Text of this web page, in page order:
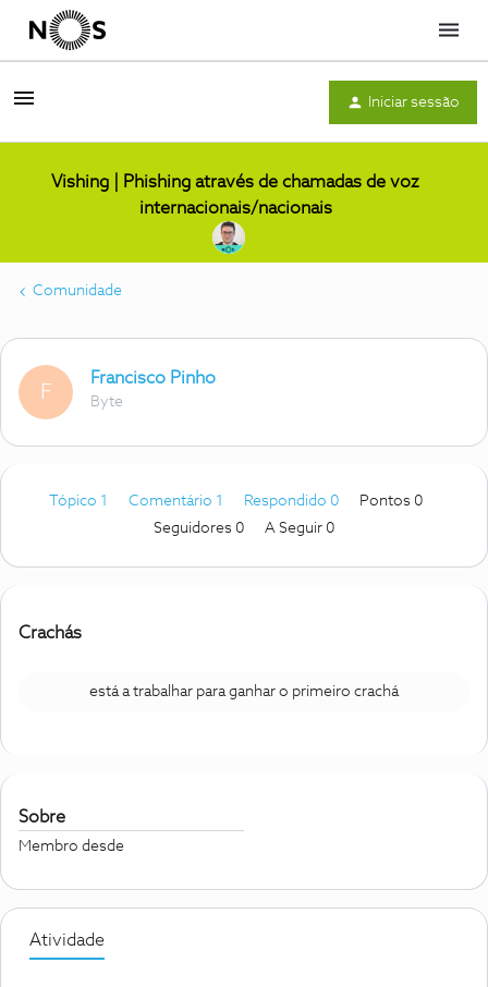
Menu
Iniciar sessão
Vishing | Phishing através de chamadas de voz
internacionais/nacionais
Comunidade
F
Francisco Pinho
Byte
Tópico 1 Comentário 1 Respondido 0
Pontos 0
Seguidores 0 A Seguir 0
Crachás
está a trabalhar para ganhar o primeiro crachá
Sobre
Membro desde
Atividade